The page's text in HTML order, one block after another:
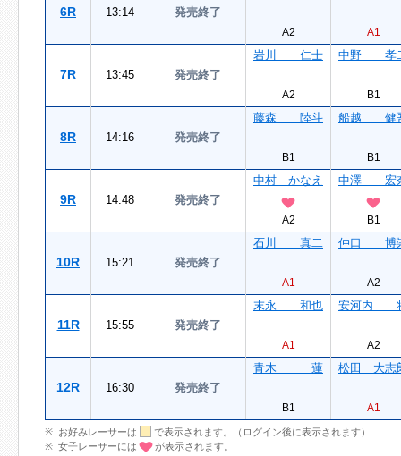
6R 13:14 発売終了
A2 A1
7R 13:45 発売終了
岩川 仁士
A2
中野 孝
B1
8R 14:16 発売終了
藤森 陸斗
B1
船越 健
B1
9R 14:48 発売終了
中村 かなえ
A2
中澤 宏
B1
10R 15:21 発売終了
石川 真二
A1
仲口 博
A2
11R 15:55 発売終了
末永 和也
A1
安河内
A2
12R 16:30 発売終了
青木 蓮
B1
松田 大志
A1
お好みレーサーは
で表示されます。（ログイン後に表示されます）
女子レーサーには
が表示されます。